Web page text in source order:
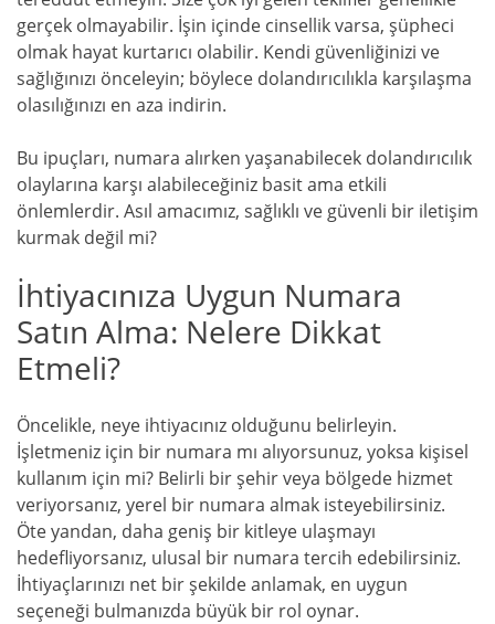
gerçek olmayabilir. İşin içinde cinsellik varsa, şüpheci
olmak hayat kurtarıcı olabilir. Kendi güvenliğinizi ve
sağlığınızı önceleyin; böylece dolandırıcılıkla karşılaşma
olasılığınızı en aza indirin.
Bu ipuçları, numara alırken yaşanabilecek dolandırıcılık
olaylarına karşı alabileceğiniz basit ama etkili
önlemlerdir. Asıl amacımız, sağlıklı ve güvenli bir iletişim
kurmak değil mi?
İhtiyacınıza Uygun Numara
Satın Alma: Nelere Dikkat
Etmeli?
Öncelikle, neye ihtiyacınız olduğunu belirleyin.
İşletmeniz için bir numara mı alıyorsunuz, yoksa kişisel
kullanım için mi? Belirli bir şehir veya bölgede hizmet
veriyorsanız, yerel bir numara almak isteyebilirsiniz.
Öte yandan, daha geniş bir kitleye ulaşmayı
hedefliyorsanız, ulusal bir numara tercih edebilirsiniz.
İhtiyaçlarınızı net bir şekilde anlamak, en uygun
seçeneği bulmanızda büyük bir rol oynar.